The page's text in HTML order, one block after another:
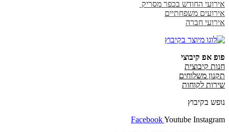
אירועי החודש בכפר מסריק
אירועים משפחתיים
אירועי חברה
פופ אפ קיבוצי
חנות קיבוצית
תקנון משלוחים
שירות לקוחות
נופש בקיבוץ
FacebookYoutube Instagram